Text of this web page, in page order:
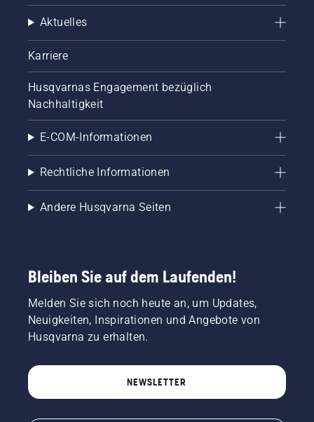
Aktuelles
Karriere
Husqvarnas Engagement bezüglich
Nachhaltigkeit
E-COM-Informationen
Rechtliche Informationen
Andere Husqvarna Seiten
Bleiben Sie auf dem Laufenden!
Melden Sie sich noch heute an, um Updates,
Neuigkeiten, Inspirationen und Angebote von
Husqvarna zu erhalten.
NEWSLETTER